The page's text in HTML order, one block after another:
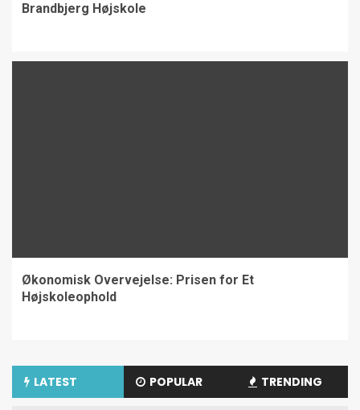
Brandbjerg Højskole
Økonomisk Overvejelse: Prisen for Et
Højskoleophold
LATEST POPULAR TRENDING